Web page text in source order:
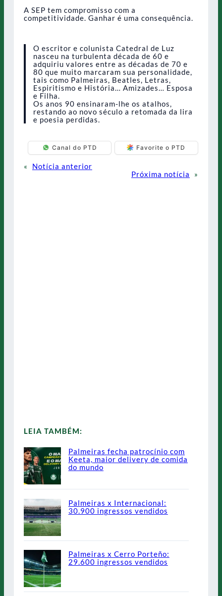
A SEP tem compromisso com a
competitividade. Ganhar é uma consequência.
O escritor e colunista Catedral de Luz
nasceu na turbulenta década de 60 e
adquiriu valores entre as décadas de 70 e
80 que muito marcaram sua personalidade,
tais como Palmeiras, Beatles, Letras,
Espiritismo e História… Amizades… Esposa
e Filha.
Os anos 90 ensinaram-lhe os atalhos,
restando ao novo século a retomada da lira
e poesia perdidas.
Canal do PTD Favorite o PTD
«
Notícia anterior
Próxima notícia
»
LEIA TAMBÉM:
Palmeiras fecha patrocínio com
Keeta, maior delivery de comida
do mundo
Palmeiras x Internacional:
30.900 ingressos vendidos
Palmeiras x Cerro Porteño:
29.600 ingressos vendidos